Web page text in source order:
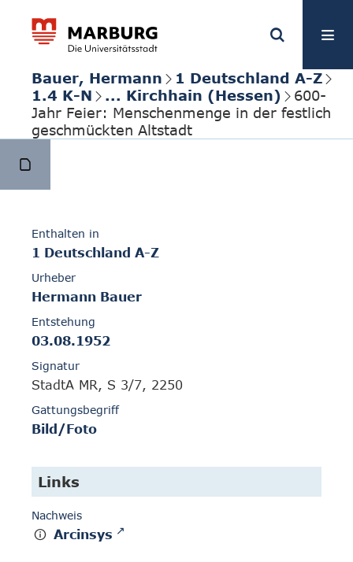
Bauer, Hermann
1 Deutschland A-Z
1.4 K-N
... Kirchhain (Hessen)
600-
Jahr Feier: Menschenmenge in der festlich
geschmückten Altstadt
Enthalten in
1 Deutschland A-Z
Urheber
Hermann Bauer
Entstehung
03.08.1952
Signatur
StadtA MR, S 3/7, 2250
Gattungsbegriff
Bild/Foto
Links
Nachweis
Arcinsys